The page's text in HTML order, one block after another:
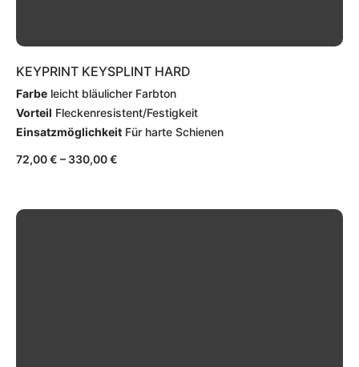
KEYPRINT KEYSPLINT HARD
Farbe leicht bläulicher Farbton
Vorteil Fleckenresistent/Festigkeit
Einsatzmöglichkeit Für harte Schienen
72,00€ – 330,00€